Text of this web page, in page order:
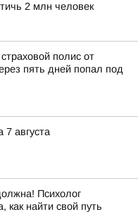
2 млн человек
полис от
пять дней попал под
7 августа
Психолог
как найти свой путь